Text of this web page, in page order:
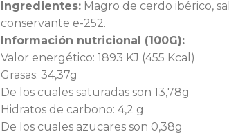
Ingredientes: Magro de cerdo ibérico,
conservante e-252.
Información nutricional (100G):
Valor energético: 1893 KJ (455 Kcal)
Grasas: 34,37g
De los cuales saturadas son 13,78g
Hidratos de carbono: 4,2 g
De los cuales azucares son 0,38g